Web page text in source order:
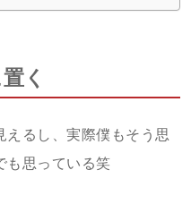
く
るし、実際僕もそう思
も思っている笑